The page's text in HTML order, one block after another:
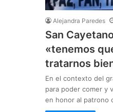
Alejandra Paredes
San
«tenemos
tratarnos
En el contexto del
para poder comer y
en honor al patrono